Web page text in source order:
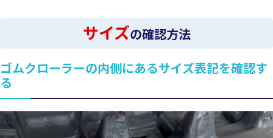
サイズの確認方法
ゴムクローラーの内側にあるサイズ表記を確認す
る